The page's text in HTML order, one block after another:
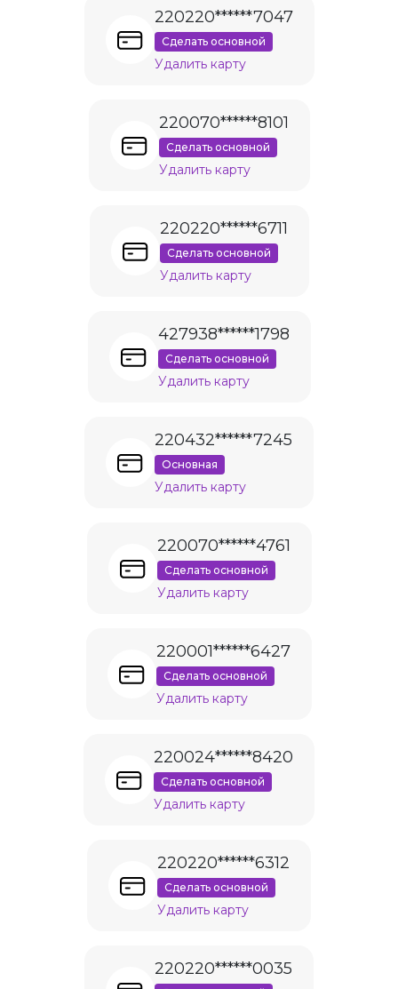
220220******7047
Сделать основной
Удалить карту
220070******8101
Сделать основной
Удалить карту
220220******6711
Сделать основной
Удалить карту
427938******1798
Сделать основной
Удалить карту
220432******7245
Основная
Удалить карту
220070******4761
Сделать основной
Удалить карту
220001******6427
Сделать основной
Удалить карту
220024******8420
Сделать основной
Удалить карту
220220******6312
Сделать основной
Удалить карту
220220******0035